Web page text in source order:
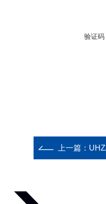
验证码
上一篇：